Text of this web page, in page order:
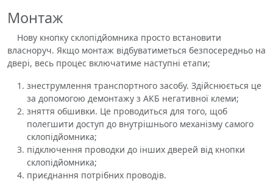
Монтаж
Нову кнопку склопідйомника просто встановити
власноруч. Якщо монтаж відбуватиметься безпосередньо на
двері, весь процес включатиме наступні етапи;
знеструмлення транспортного засобу. Здійснюється це
за допомогою демонтажу з АКБ негативної клеми;
зняття обшивки. Це проводиться для того, щоб
полегшити доступ до внутрішнього механізму самого
склопідйомника;
підключення проводки до інших дверей від кнопки
склопідйомника;
приєднання потрібних проводів.